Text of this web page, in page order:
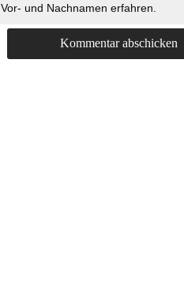
Vor- und Nachnamen erfahren.